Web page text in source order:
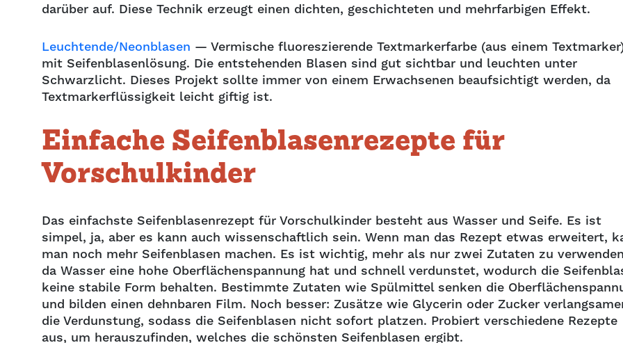
darüber auf. Diese Technik erzeugt einen dichten, geschichteten und mehrfarbigen Effekt.
Leuchtende/Neonblasen — Vermische fluoreszierende Textmarkerfarbe (aus einem
mit Seifenblasenlösung. Die entstehenden Blasen sind gut sichtbar und leuchten unter
Schwarzlicht. Dieses Projekt sollte immer von einem Erwachsenen beaufsichtigt werden, da
Textmarkerflüssigkeit leicht giftig ist.
Einfache Seifenblasenrezepte für
Vorschulkinder
Das einfachste Seifenblasenrezept für Vorschulkinder besteht aus Wasser und Seife. Es ist
simpel, ja, aber es kann auch wissenschaftlich sein. Wenn man das Rezept etwas erweitert,
man noch mehr Seifenblasen machen. Es ist wichtig, mehr als nur zwei Zutaten zu
da Wasser eine hohe Oberflächenspannung hat und schnell verdunstet, wodurch die
keine stabile Form behalten. Bestimmte Zutaten wie Spülmittel senken die
und bilden einen dehnbaren Film. Noch besser: Zusätze wie Glycerin oder Zucker
die Verdunstung, sodass die Seifenblasen nicht sofort platzen. Probiert verschiedene Rezepte
aus, um herauszufinden, welches die schönsten Seifenblasen ergibt.